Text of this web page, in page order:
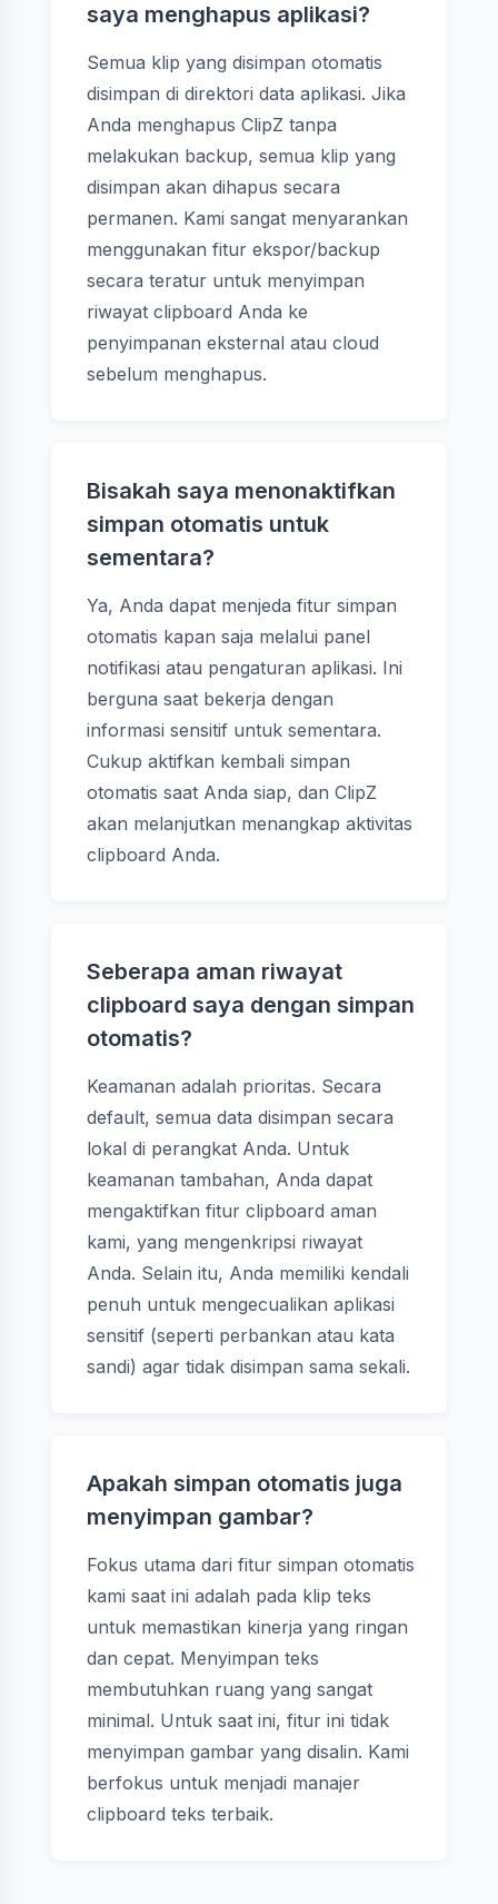
saya menghapus aplikasi?
Semua klip yang disimpan otomatis
disimpan di direktori data aplikasi. Jika
Anda menghapus ClipZ tanpa
melakukan backup, semua klip yang
disimpan akan dihapus secara
permanen. Kami sangat menyarankan
menggunakan fitur ekspor/backup
secara teratur untuk menyimpan
riwayat clipboard Anda ke
penyimpanan eksternal atau cloud
sebelum menghapus.
Bisakah saya menonaktifkan
simpan otomatis untuk
sementara?
Ya, Anda dapat menjeda fitur simpan
otomatis kapan saja melalui panel
notifikasi atau pengaturan aplikasi. Ini
berguna saat bekerja dengan
informasi sensitif untuk sementara.
Cukup aktifkan kembali simpan
otomatis saat Anda siap, dan ClipZ
akan melanjutkan menangkap aktivitas
clipboard Anda.
Seberapa aman riwayat
clipboard saya dengan simpan
otomatis?
Keamanan adalah prioritas. Secara
default, semua data disimpan secara
lokal di perangkat Anda. Untuk
keamanan tambahan, Anda dapat
mengaktifkan fitur clipboard aman
kami, yang mengenkripsi riwayat
Anda. Selain itu, Anda memiliki kendali
penuh untuk mengecualikan aplikasi
sensitif (seperti perbankan atau kata
sandi) agar tidak disimpan sama sekali.
Apakah simpan otomatis juga
menyimpan gambar?
Fokus utama dari fitur simpan otomatis
kami saat ini adalah pada klip teks
untuk memastikan kinerja yang ringan
dan cepat. Menyimpan teks
membutuhkan ruang yang sangat
minimal. Untuk saat ini, fitur ini tidak
menyimpan gambar yang disalin. Kami
berfokus untuk menjadi manajer
clipboard teks terbaik.